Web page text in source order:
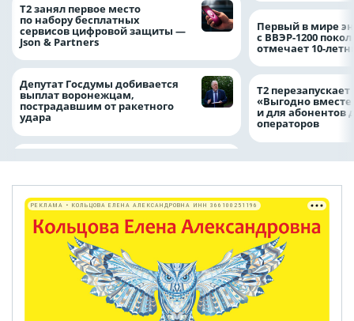
Т2 занял первое место
по набору бесплатных
сервисов цифровой защиты —
Json & Partners
Депутат Госдумы добивается
выплат воронежцам,
пострадавшим от ракетного
удара
Первый в мире
с ВВЭР-1200
отмечает 10-
Т2
«Выгодно
и для абонентов
операторов
РЕКЛАМА • КОЛЬЦОВА ЕЛЕНА АЛЕКСАНДРОВНА ИНН 366100251196